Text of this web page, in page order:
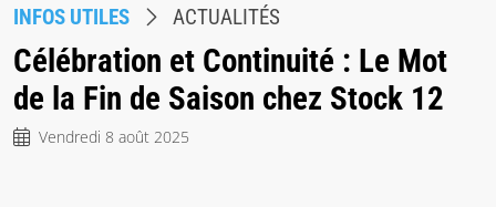
INFOS UTILES ACTUALITÉS
Célébration et Continuité : Le Mot
de la Fin de Saison chez Stock 12
Vendredi 8 août 2025